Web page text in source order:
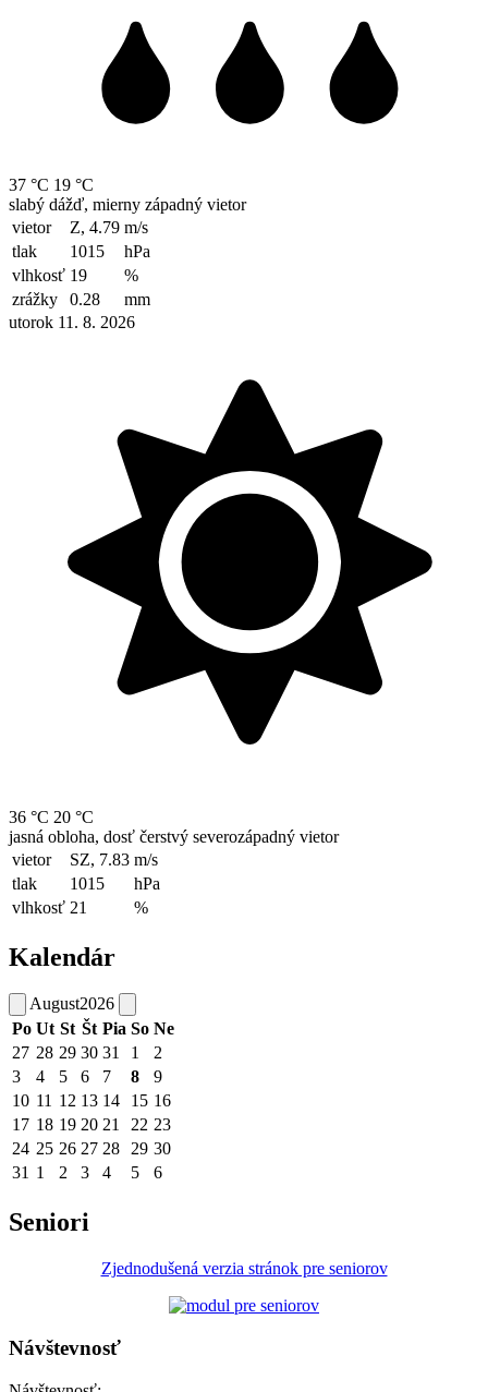
37 °C 19 °C
slabý dážď, mierny západný vietor
vietor
Z, 4.79 m/s
tlak
1015
hPa
vlhkosť 19
%
zrážky
0.28
mm
utorok 11. 8. 2026
36 °C 20 °C
jasná obloha, dosť čerstvý severozápadný vietor
vietor
SZ, 7.83 m/s
tlak
1015
hPa
vlhkosť 21 %
Kalendár
August2026
Po Ut St Št Pia So Ne
27 28 29 30 31 1
2
3
4 5 6 7 8
9
10 11 12 13 14 15 16
17 18 19 20 21 22 23
24 25 26 27 28 29 30
31 1 2 3 4 5 6
Seniori
Zjednodušená verzia stránok pre seniorov
Návštevnosť